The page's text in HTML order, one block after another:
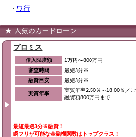
・ ワ行
プロミス
借入限度額
1万円〜800万円
審査時間
最短3分※
融資目安
最短3分※
実質年率
実質年率2.50％～18.00％／ご
融資額800万円まで
最短最短3分※融資！
瞬フリが可能な金融機関数はトップクラス！